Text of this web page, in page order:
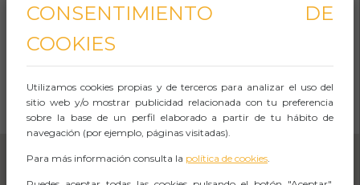
Observaciones
CÓMO LLEGAR
Abrir Navegación
CONSENTIMIENTO DE
COOKIES
Utilizamos cookies propias y de terceros para analizar el uso del
sitio web y/o mostrar publicidad relacionada con tu preferencia
sobre la base de un perfil elaborado a partir de tu hábito de
navegación (por ejemplo, páginas visitadas).
Para más información consulta la política de cookies